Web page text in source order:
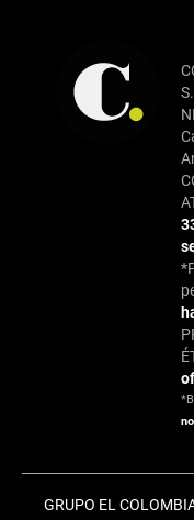
GRUPO EL